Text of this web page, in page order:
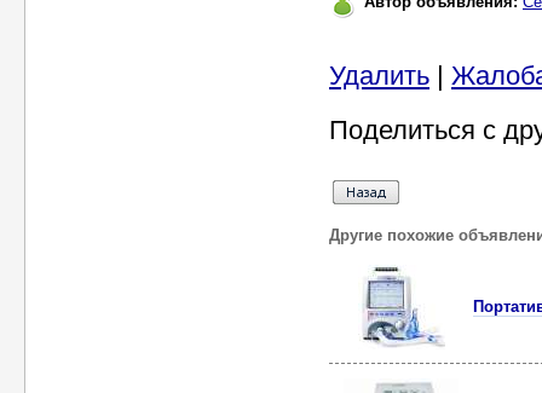
Удалить |
Поделиться с
Другие похожие